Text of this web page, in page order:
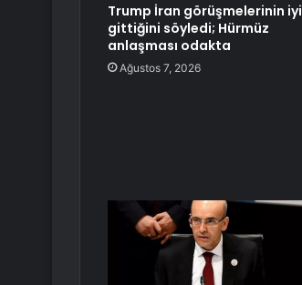
Trump İran görüşmelerinin iyi
gittiğini söyledi; Hürmüz
anlaşması odakta
Ağustos 7, 2026